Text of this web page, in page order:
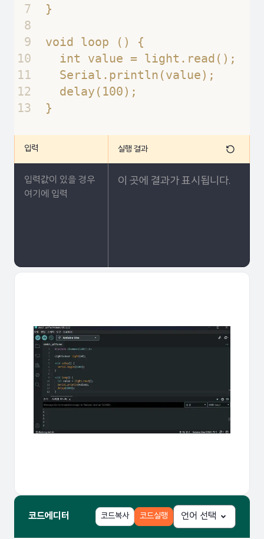
7
8
9
10
11
12
13
}
void loop () {
  int value = light.read();
  Serial.println(value);
  delay(100);
}
입력 실행 결과
이 곳에 결과가 표시됩니다.
코드에디터 코드복사 코드실행 언어 선택